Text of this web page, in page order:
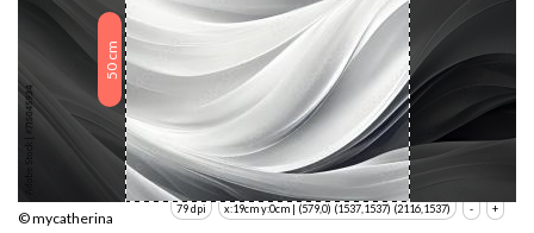
50
cm
+
-
x:19cm y:0cm | (579,0) (1537,1537) (2116,1537)
79 dpi
© mycatherina